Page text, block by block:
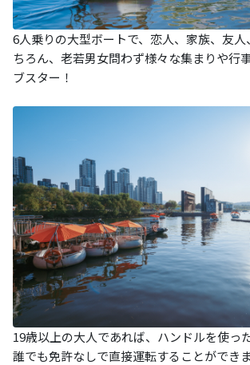
6人乗りの大型ボートで、恋人、家族、友
ちろん、老若男女問わず様々な集まりや行
ブスター！
19歳以上の大人であれば、ハンドルを使っ
誰でも免許なしで直接運転することができま